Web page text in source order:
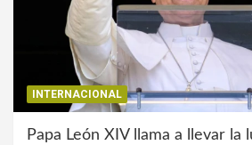
INTERNACIONAL
Papa León XIV llama a llevar la